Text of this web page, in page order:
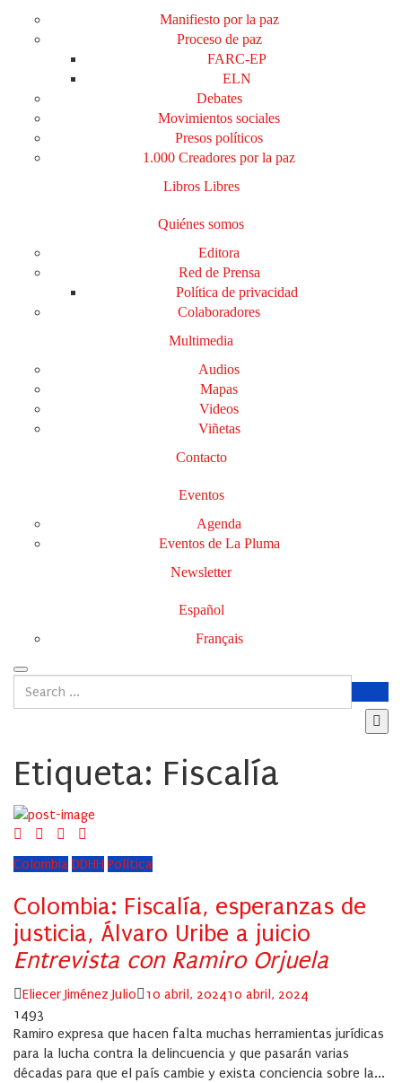
Manifiesto por la paz
Proceso de paz
FARC-EP
ELN
Debates
Movimientos sociales
Presos políticos
1.000 Creadores por la paz
Libros Libres
Quiénes somos
Editora
Red de Prensa
Política de privacidad
Colaboradores
Multimedia
Audios
Mapas
Videos
Viñetas
Contacto
Eventos
Agenda
Eventos de La Pluma
Newsletter
Español
Français
Etiqueta: Fiscalía
Colombia DDHH Política
Colombia: Fiscalía, esperanzas de
justicia, Álvaro Uribe a juicio
Entrevista con Ramiro Orjuela
Author
Eliecer Jiménez Julio
Posted
10 abril, 202410 abril, 2024
1493
Ramiro expresa que hacen falta muchas herramientas jurídicas
para la lucha contra la delincuencia y que pasarán varias
décadas para que el país cambie y exista conciencia sobre la...